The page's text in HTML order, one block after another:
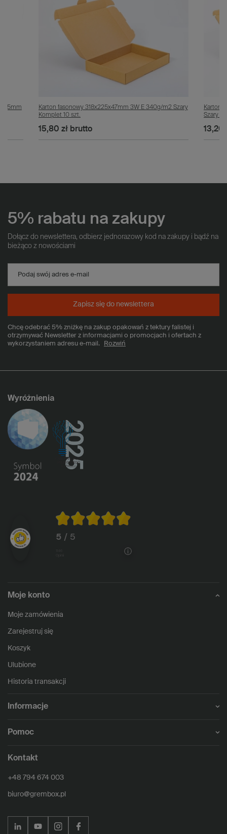
Karton fasonowy 318x225x47mm 3W E 340g/m2 Szary
Komplet 10 szt.
15,80 złbrutto
Karton
Szary
13,20
5% rabatu na zakupy
Dołącz do newslettera, odbierz jednorazowy kod na zakupy i bądź na
bieżąco z nowościami
Podaj swój adres e-mail
Chcę odebrać 5% zniżkę na zakup opakowań z tektury falistej i
otrzymywać Newsletter z informacjami o promocjach i ofertach z
wykorzystaniem adresu e-mail.
Rozwiń
Zapisz się do newslettera
Wyróżnienia
5 / 5
Moje konto
Moje zamówienia
Zarejestruj się
Koszyk
Ulubione
Historia transakcji
Informacje
Pomoc
Kontakt
+48 794 674 003
biuro@grembox.pl